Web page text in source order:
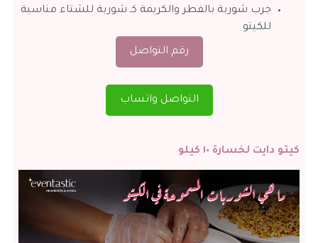
جرب شوربة بالفطر والكريمة كـ شوربة للشتاء مناسبة
للكيتو
رقم التواصل
التواصل واتساب
كيتو دايت لخسارة ١٠ كيلو